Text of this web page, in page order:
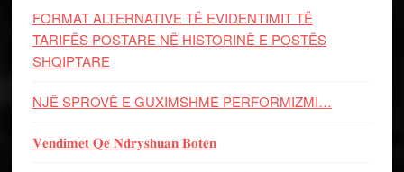
FORMAT ALTERNATIVE TË EVIDENTIMIT TË
TARIFËS POSTARE NË HISTORINË E POSTËS
SHQIPTARE
NJË SPROVË E GUXIMSHME PERFORMIZMI…
𝐕𝐞𝐧𝐝𝐢𝐦𝐞𝐭 𝐐𝐞̈ 𝐍𝐝𝐫𝐲𝐬𝐡𝐮𝐚𝐧 𝐁𝐨𝐭𝐞̈𝐧